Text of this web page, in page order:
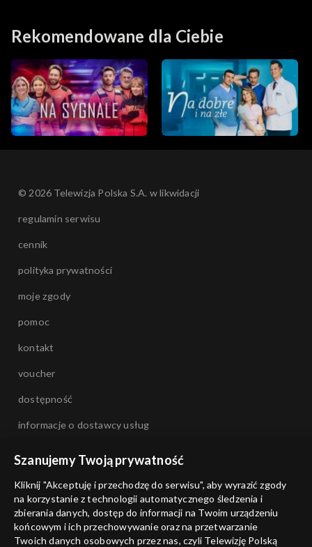
Rekomendowane dla Ciebie
© 2026 Telewizja Polska S.A. w likwidacji
regulamin serwisu
cennik
polityka prywatności
moje zgody
pomoc
kontakt
voucher
dostępność
informacje o dostawcy usług
Szanujemy Twoją prywatność
Kliknij "Akceptuję i przechodzę do serwisu", aby wyrazić zgody
na korzystanie z technologii automatycznego śledzenia i
zbierania danych, dostęp do informacji na Twoim urządzeniu
końcowym i ich przechowywanie oraz na przetwarzanie
Twoich danych osobowych przez nas, czyli Telewizję Polską